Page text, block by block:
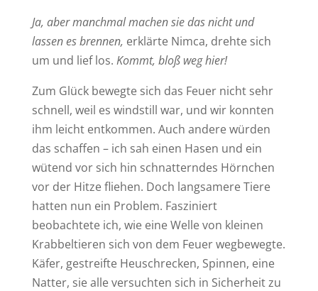
Ja, aber manchmal machen sie das nicht und
lassen es brennen, erklärte Nimca, drehte sich
um und lief los. Kommt, bloß weg hier!
Zum Glück bewegte sich das Feuer nicht sehr
schnell, weil es windstill war, und wir konnten
ihm leicht entkommen. Auch andere würden
das schaffen – ich sah einen Hasen und ein
wütend vor sich hin schnatterndes Hörnchen
vor der Hitze fliehen. Doch langsamere Tiere
hatten nun ein Problem. Fasziniert
beobachtete ich, wie eine Welle von kleinen
Krabbeltieren sich von dem Feuer wegbewegte.
Käfer, gestreifte Heuschrecken, Spinnen, eine
Natter, sie alle versuchten sich in Sicherheit zu